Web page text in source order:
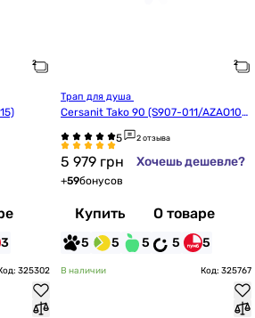
3
Cersanit Tako 90 (S907-011/AZAO100
2 отзыва
5 979 грн Хочешь дешевле?
+59бонусов
Купить О товаре
5 5 5 5 5
325302 В наличии Код: 325767